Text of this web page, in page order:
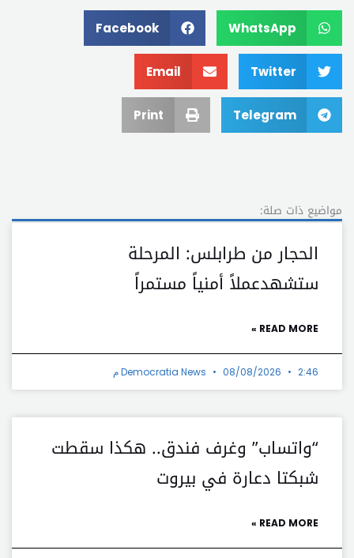
WhatsApp
Facebook
Twitter
Email
Telegram
Print
مواضيع ذات صلة:
الحجار من طرابلس: المرحلة
ستشهدعملاً أمنياً مستمراً
READ MORE »
Democratia News 08/08/2026 2:46 م
“واتساب” وغرف فندق.. هكذا سقطت
شبكتا دعارة في بيروت
READ MORE »